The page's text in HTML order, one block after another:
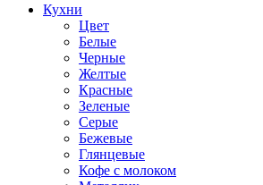
Кухни
Цвет
Белые
Черные
Желтые
Красные
Зеленые
Серые
Бежевые
Глянцевые
Кофе с молоком